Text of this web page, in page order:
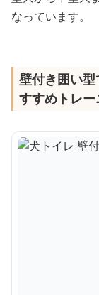
なっています。
壁付き囲い
すすめトレ